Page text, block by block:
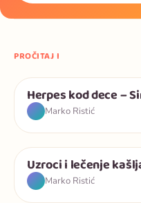
PROČITAJ I
Deca
Herpes kod dece –
Marko Ristić
Deca
Uzroci i lečenje
Marko Ristić